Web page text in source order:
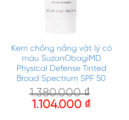
Kem chống nắng vật lý có
màu SuzanObagiMD
Physical Defense Tinted
Broad Spectrum SPF 50
1.380.000₫
1.104.000 ₫